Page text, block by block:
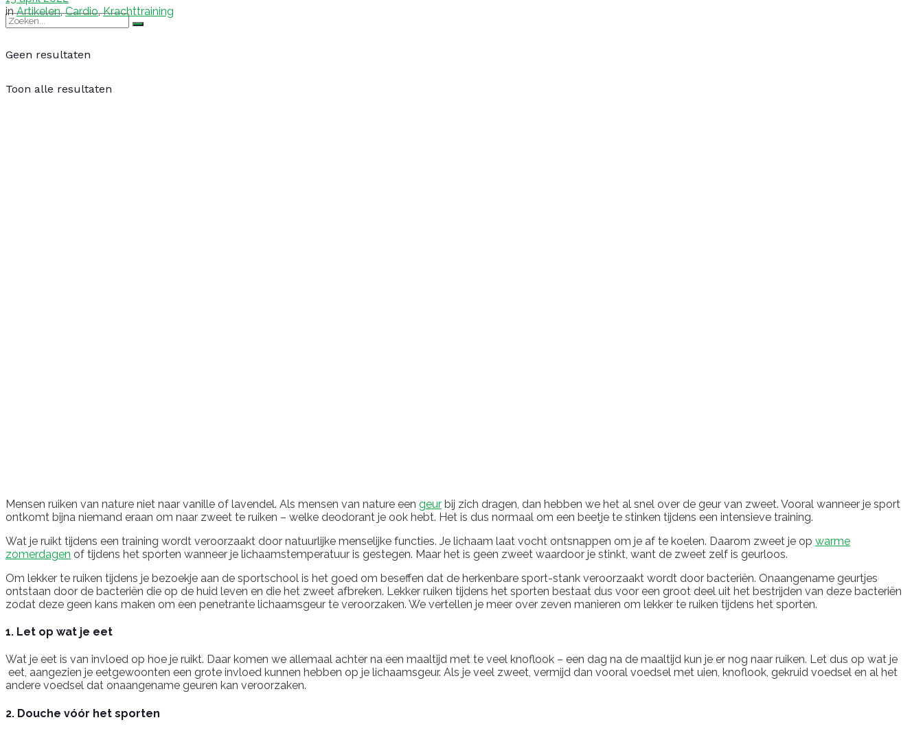
Geen resultaten
Toon alle resultaten
in Artikelen,Cardio,Krachttraining
Mensen ruiken van nature niet naar vanille of lavendel. Als mensen van nature een geur bij zich dragen, dan hebben we het al snel over de geur van zweet. Vooral wanneer je sport
ontkomt bijna niemand eraan om naar zweet te ruiken – welke deodorant je ook hebt. Het is dus normaal om een ​​beetje te stinken tijdens een intensieve training.
Wat je ruikt tijdens een training wordt veroorzaakt door natuurlijke menselijke functies. Je lichaam laat vocht ontsnappen om je af te koelen. Daarom zweet je op warme
zomerdagen of tijdens het sporten wanneer je lichaamstemperatuur is gestegen. Maar het is geen zweet waardoor je stinkt, want de zweet zelf is geurloos.
Om lekker te ruiken tijdens je bezoekje aan de sportschool is het goed om beseffen dat de herkenbare sport-stank veroorzaakt wordt door bacteriën. Onaangename geurtjes
ontstaan door de bacteriën die op de huid leven en die het zweet afbreken. Lekker ruiken tijdens het sporten bestaat dus voor een groot deel uit het bestrijden van deze bacteriën
zodat deze geen kans maken om een penetrante lichaamsgeur te veroorzaken. We vertellen je meer over zeven manieren om lekker te ruiken tijdens het sporten.
1. Let op wat je eet
Wat je eet is van invloed op hoe je ruikt. Daar komen we allemaal achter na een maaltijd met te veel knoflook – een dag na de maaltijd kun je er nog naar ruiken. Let dus op wat je
eet, aangezien je eetgewoonten een grote invloed kunnen hebben op je lichaamsgeur. Als je veel zweet, vermijd dan vooral voedsel met uien, knoflook, gekruid voedsel en al het
andere voedsel dat onaangename geuren kan veroorzaken.
2. Douche vóór het sporten